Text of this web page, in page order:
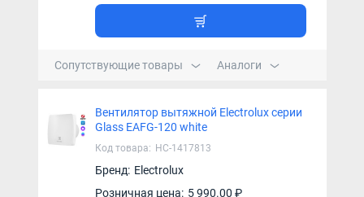
Сопутствующие товары Аналоги
Вентилятор вытяжной Electrolux серии
Glass EAFG-120 white
Код товара: НС-1417813
Бренд: Electrolux
Розничная цена: 5 990.00 ₽